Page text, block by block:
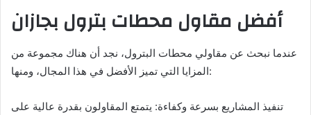
أفضل مقاول محطات بترول بجازان
عندما نبحث عن مقاولي محطات البترول، نجد أن هناك مجموعة من
المزايا التي تميز الأفضل في هذا المجال، ومنها:
تنفيذ المشاريع بسرعة وكفاءة: يتمتع المقاولون بقدرة عالية على